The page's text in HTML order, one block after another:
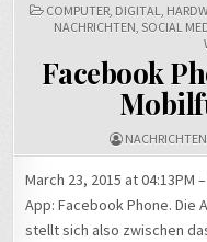
POSTED
IN
COMPUTER, DIGITAL,
NACHRICHTEN, SOCIAL
Facebook
March 23, 2015 at
App: Facebook Phone. Die
stellt sich also zwischen